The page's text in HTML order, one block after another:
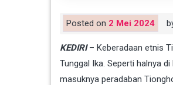
Posted on 2 Mei 2024
KEDIRI– Keberadaan etnis
Tunggal Ika. Seperti halnya
masuknya peradaban